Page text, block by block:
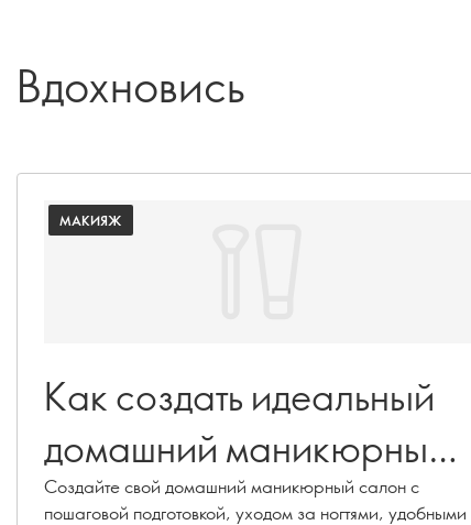
Вдохновись
МАКИЯЖ
Как создать идеальный
домашний маникюрный
салон
Создайте свой домашний маникюрный салон с
пошаговой подготовкой, уходом за ногтями, удобными